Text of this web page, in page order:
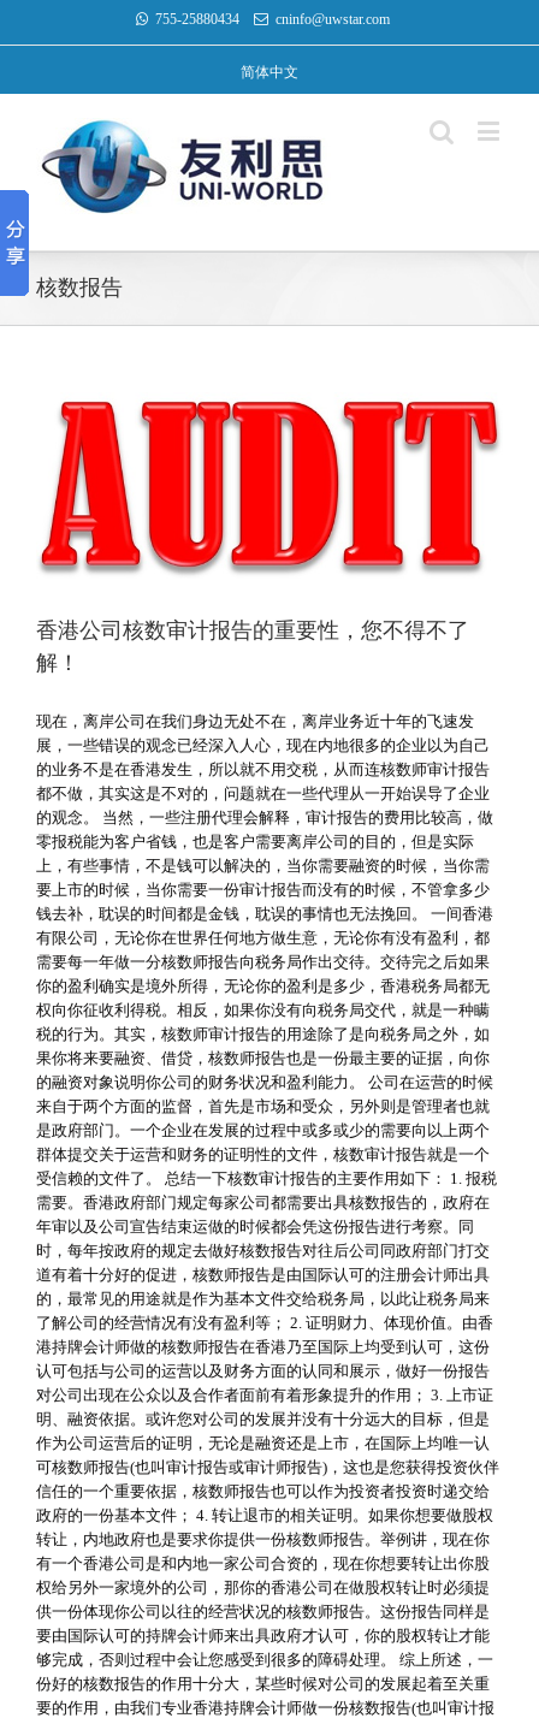
755-25880434 cninfo@uwstar.com
简体中文
核数报告
香港公司核数审计报告的重要性，您不得不了
解！
现在，离岸公司在我们身边无处不在，离岸业务近十年的飞速发
展，一些错误的观念已经深入人心，现在内地很多的企业以为自己
的业务不是在香港发生，所以就不用交税，从而连核数师审计报告
都不做，其实这是不对的，问题就在一些代理从一开始误导了企业
的观念。 当然，一些注册代理会解释，审计报告的费用比较高，做
零报税能为客户省钱，也是客户需要离岸公司的目的，但是实际
上，有些事情，不是钱可以解决的，当你需要融资的时候，当你需
要上市的时候，当你需要一份审计报告而没有的时候，不管拿多少
钱去补，耽误的时间都是金钱，耽误的事情也无法挽回。 一间香港
有限公司，无论你在世界任何地方做生意，无论你有没有盈利，都
需要每一年做一分核数师报告向税务局作出交待。交待完之后如果
你的盈利确实是境外所得，无论你的盈利是多少，香港税务局都无
权向你征收利得税。相反，如果你没有向税务局交代，就是一种瞒
税的行为。其实，核数师审计报告的用途除了是向税务局之外，如
果你将来要融资、借贷，核数师报告也是一份最主要的证据，向你
的融资对象说明你公司的财务状况和盈利能力。 公司在运营的时候
来自于两个方面的监督，首先是市场和受众，另外则是管理者也就
是政府部门。一个企业在发展的过程中或多或少的需要向以上两个
群体提交关于运营和财务的证明性的文件，核数审计报告就是一个
受信赖的文件了。 总结一下核数审计报告的主要作用如下： 1. 报税
需要。香港政府部门规定每家公司都需要出具核数报告的，政府在
年审以及公司宣告结束运做的时候都会凭这份报告进行考察。同
时，每年按政府的规定去做好核数报告对往后公司同政府部门打交
道有着十分好的促进，核数师报告是由国际认可的注册会计师出具
的，最常见的用途就是作为基本文件交给税务局，以此让税务局来
了解公司的经营情况有没有盈利等； 2. 证明财力、体现价值。由香
港持牌会计师做的核数师报告在香港乃至国际上均受到认可，这份
认可包括与公司的运营以及财务方面的认同和展示，做好一份报告
对公司出现在公众以及合作者面前有着形象提升的作用； 3. 上市证
明、融资依据。或许您对公司的发展并没有十分远大的目标，但是
作为公司运营后的证明，无论是融资还是上市，在国际上均唯一认
可核数师报告(也叫审计报告或审计师报告)，这也是您获得投资伙伴
信任的一个重要依据，核数师报告也可以作为投资者投资时递交给
政府的一份基本文件； 4. 转让退市的相关证明。如果你想要做股权
转让，内地政府也是要求你提供一份核数师报告。举例讲，现在你
有一个香港公司是和内地一家公司合资的，现在你想要转让出你股
权给另外一家境外的公司，那你的香港公司在做股权转让时必须提
供一份体现你公司以往的经营状况的核数师报告。这份报告同样是
要由国际认可的持牌会计师来出具政府才认可，你的股权转让才能
够完成，否则过程中会让您感受到很多的障碍处理。 综上所述，一
份好的核数报告的作用十分大，某些时候对公司的发展起着至关重
要的作用，由我们专业香港持牌会计师做一份核数报告(也叫审计报